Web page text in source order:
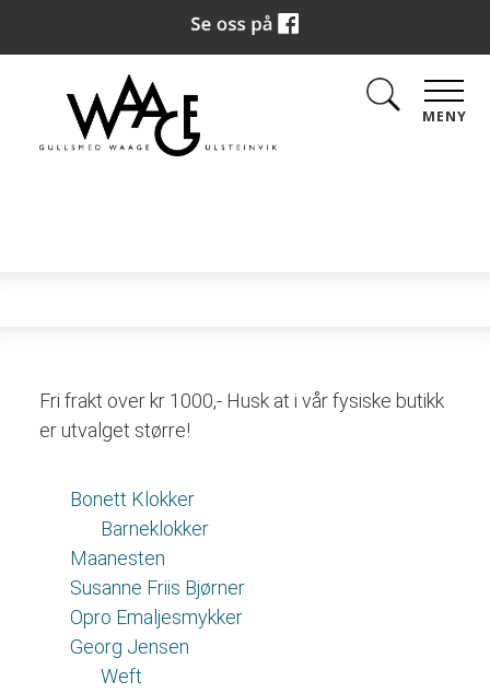
MENY
Fri frakt over kr 1000,- Husk at i vår fysiske butikk
er utvalget større!
Bonett Klokker
Barneklokker
Maanesten
Susanne Friis Bjørner
Opro Emaljesmykker
Georg Jensen
Weft